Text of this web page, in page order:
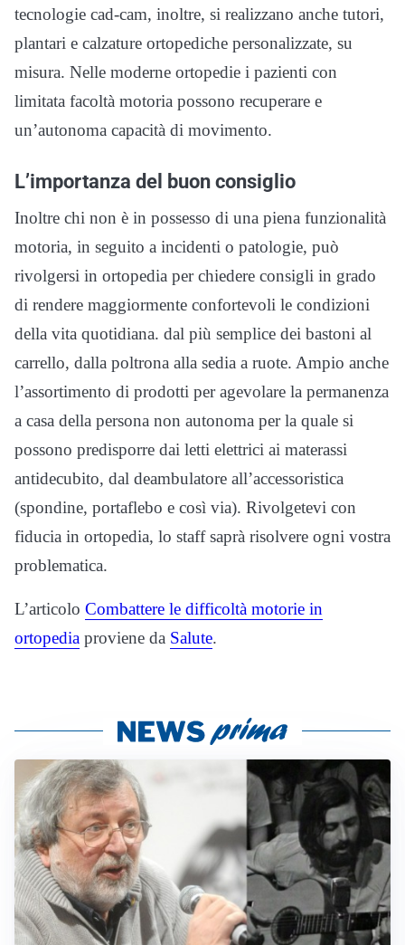
tecnologie cad-cam, inoltre, si realizzano anche tutori,
plantari e calzature ortopediche personalizzate, su
misura. Nelle moderne ortopedie i pazienti con
limitata facoltà motoria possono recuperare e
un’autonoma capacità di movimento.
L’importanza del buon consiglio
Inoltre chi non è in possesso di una piena funzionalità
motoria, in seguito a incidenti o patologie, può
rivolgersi in ortopedia per chiedere consigli in grado
di rendere maggiormente confortevoli le condizioni
della vita quotidiana. dal più semplice dei bastoni al
carrello, dalla poltrona alla sedia a ruote. Ampio anche
l’assortimento di prodotti per agevolare la permanenza
a casa della persona non autonoma per la quale si
possono predisporre dai letti elettrici ai materassi
antidecubito, dal deambulatore all’accessoristica
(spondine, portaflebo e così via). Rivolgetevi con
fiducia in ortopedia, lo staff saprà risolvere ogni vostra
problematica.
L’articolo Combattere le difficoltà motorie in
ortopedia proviene da Salute.